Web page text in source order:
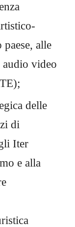
paese,alle
audio video
delle
di
Iter
e alla